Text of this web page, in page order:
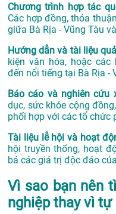
Chương trình hợp tác
Các hợp đồng, thỏa
giữa Bà Rịa - Vũng Tàu
Hướng dẫn và tài liệu
kiện văn hóa, hoặc
đến nổi tiếng tại Bà Rịa -
Báo cáo và nghiên cứu
dục, sức khỏe cộng
phối hợp với các tổ chức
Tài liệu lễ hội và hoạt
hội truyền thống, hoạt
bá các giá trị độc đáo
Vì sao bạn nên
nghiệp thay vì